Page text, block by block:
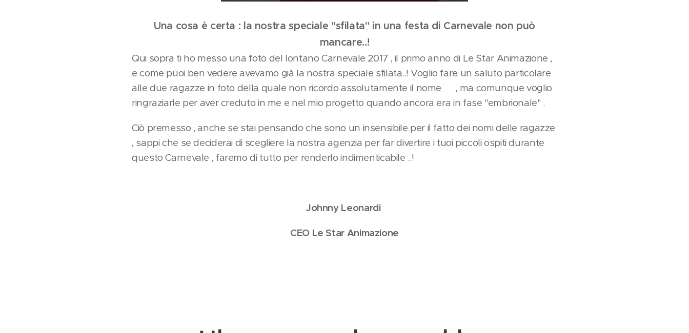
Una cosa è certa : la nostra speciale "sfilata" in una festa di Carnevale non può
mancare..!
Qui sopra ti ho messo una foto del lontano Carnevale 2017 , il primo anno di Le Star Animazione ,
e come puoi ben vedere avevamo già la nostra speciale sfilata..! Voglio fare un saluto particolare
alle due ragazze in foto della quale non ricordo assolutamente il nome 🤣, ma comunque voglio
ringraziarle per aver creduto in me e nel mio progetto quando ancora era in fase "embrionale" .
Ciò premesso , anche se stai pensando che sono un insensibile per il fatto dei nomi delle ragazze
, sappi che se deciderai di scegliere la nostra agenzia per far divertire i tuoi piccoli ospiti durante
questo Carnevale , faremo di tutto per renderlo indimenticabile ..!
Johnny Leonardi
CEO Le Star Animazione